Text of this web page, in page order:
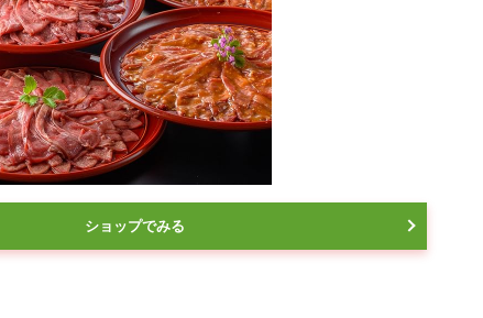
ショップでみる